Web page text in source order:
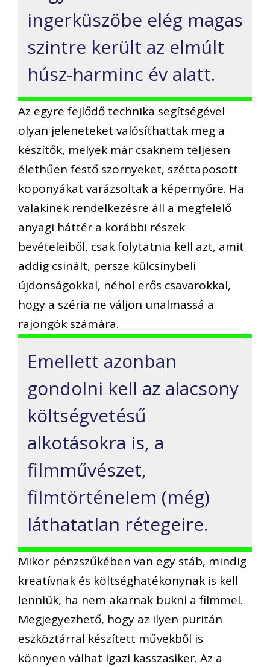
ingerküszöbe elég magas
szintre került az elmúlt
húsz-harminc év alatt.
Az egyre fejlődő technika segítségével
olyan jeleneteket valósíthattak meg a
készítők, melyek már csaknem teljesen
élethűen festő szörnyeket, széttaposott
koponyákat varázsoltak a képernyőre. Ha
valakinek rendelkezésre áll a megfelelő
anyagi háttér a korábbi részek
bevételeiből, csak folytatnia kell azt, amit
addig csinált, persze külcsínybeli
újdonságokkal, néhol erős csavarokkal,
hogy a széria ne váljon unalmassá a
rajongók számára.
Emellett azonban
gondolni kell az alacsony
költségvetésű
alkotásokra is, a
filmművészet,
filmtörténelem (még)
láthatatlan rétegeire.
Mikor pénzszűkében van egy stáb, mindig
kreatívnak és költséghatékonynak is kell
lenniük, ha nem akarnak bukni a filmmel.
Megjegyezhető, hogy az ilyen puritán
eszköztárral készített művekből is
könnyen válhat igazi kasszasiker. Az a